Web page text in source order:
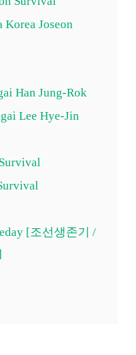
Korea Joseon
Han Jung-Rok
Lee Hye-Jin
[조선생존기 /